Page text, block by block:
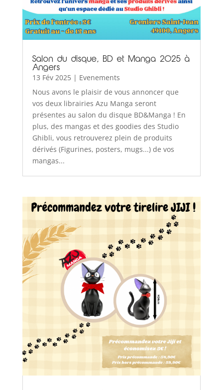
Salon du disque, BD et Manga 2025 à
Angers
13 Fév 2025| Evenements
Nous avons le plaisir de vous annoncer que
vos deux librairies Azu Manga seront
présentes au salon du disque BD&Manga ! En
plus, des mangas et des goodies des Studio
Ghibli, vous retrouverez plein de produits
dérivés (Figurines, posters, mugs...) de vos
mangas...